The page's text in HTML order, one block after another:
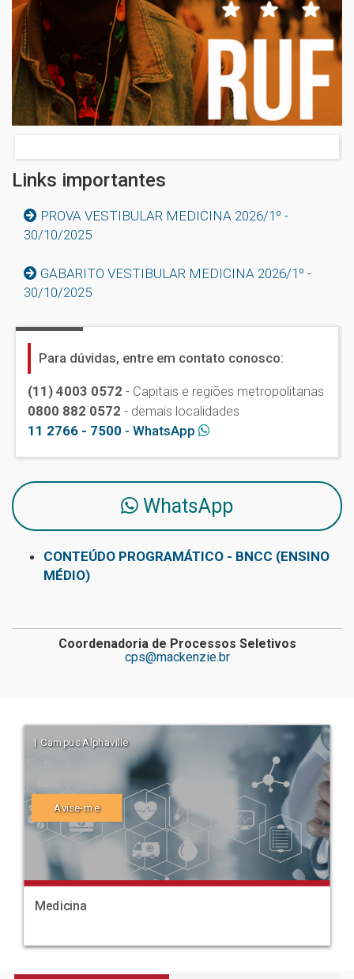
Links importantes
PROVA VESTIBULAR MEDICINA 2026/1º -
30/10/2025
GABARITO VESTIBULAR MEDICINA 2026/1º -
30/10/2025
Para dúvidas, entre em contato conosco:
(11) 4003 0572 - Capitais e regiões metropolitanas
0800 882 0572 - demais localidades
11 2766 - 7500 - WhatsApp
WhatsApp
CONTEÚDO PROGRAMÁTICO - BNCC (ENSINO
MÉDIO)
Coordenadoria de Processos Seletivos
cps@mackenzie.br
| Campus Alphaville
Avise-me
Medicina